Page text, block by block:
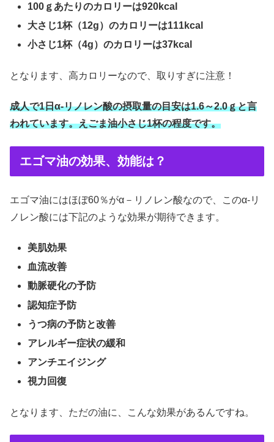
100ｇあたりのカロリーは920kcal
大さじ1杯（12g）のカロリーは111kcal
小さじ1杯（4g）のカロリーは37kcal
となります、高カロリーなので、取りすぎに注意！
成人で1日α-リノレン酸の摂取量の目安は1.6～2.0ｇと言
われています。えごま油小さじ1杯の程度です。
エゴマ油の効果、効能は？
エゴマ油にはほぼ60％がα－リノレン酸なので、このα-リ
ノレン酸には下記のような効果が期待できます。
美肌効果
血流改善
動脈硬化の予防
認知症予防
うつ病の予防と改善
アレルギー症状の緩和
アンチエイジング
視力回復
となります、ただの油に、こんな効果があるんですね。